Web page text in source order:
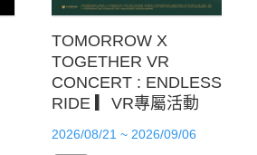
TOMORROW X
TOGETHER VR
CONCERT : ENDLESS
RIDE ▎VR專屬活動
2026/08/21 ~ 2026/09/06